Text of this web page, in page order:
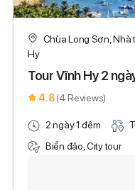
Chùa Long Sơn, Nhà
Hy
Tour Vĩnh Hy 2
4.8(4 Reviews)
2 ngày 1 đêm
Biển đảo, City tour